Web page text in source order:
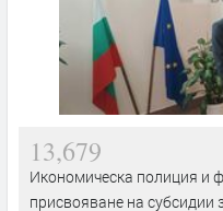
13,679
Икономическа полиция и
присвояване на